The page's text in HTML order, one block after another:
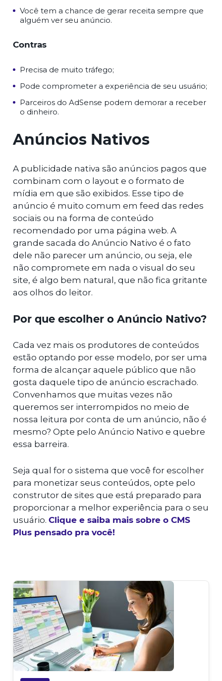
Você tem a chance de gerar receita sempre que
alguém ver seu anúncio.
Contras
Precisa de muito tráfego;
Pode comprometer a experiência de seu usuário;
Parceiros do AdSense podem demorar a receber
o dinheiro.
Anúncios Nativos
A publicidade nativa são anúncios pagos que
combinam com o layout e o formato de
mídia em que são exibidos. Esse tipo de
anúncio é muito comum em feed das redes
sociais ou na forma de conteúdo
recomendado por uma página web. A
grande sacada do Anúncio Nativo é o fato
dele não parecer um anúncio, ou seja, ele
não compromete em nada o visual do seu
site, é algo bem natural, que não fica gritante
aos olhos do leitor.
Por que escolher o Anúncio Nativo?
Cada vez mais os produtores de conteúdos
estão optando por esse modelo, por ser uma
forma de alcançar aquele público que não
gosta daquele tipo de anúncio escrachado.
Convenhamos que muitas vezes não
queremos ser interrompidos no meio de
nossa leitura por conta de um anúncio, não é
mesmo? Opte pelo Anúncio Nativo e quebre
essa barreira.
Seja qual for o sistema que você for escolher
para monetizar seus conteúdos, opte pelo
construtor de sites que está preparado para
proporcionar a melhor experiência para o seu
usuário. Clique e saiba mais sobre o CMS
Plus pensado pra você!